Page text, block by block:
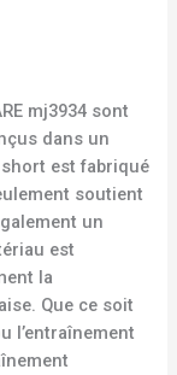
mj3934 sont
dans un
est fabriqué
soutient
un
est
la
Que ce soit
l’entraînement